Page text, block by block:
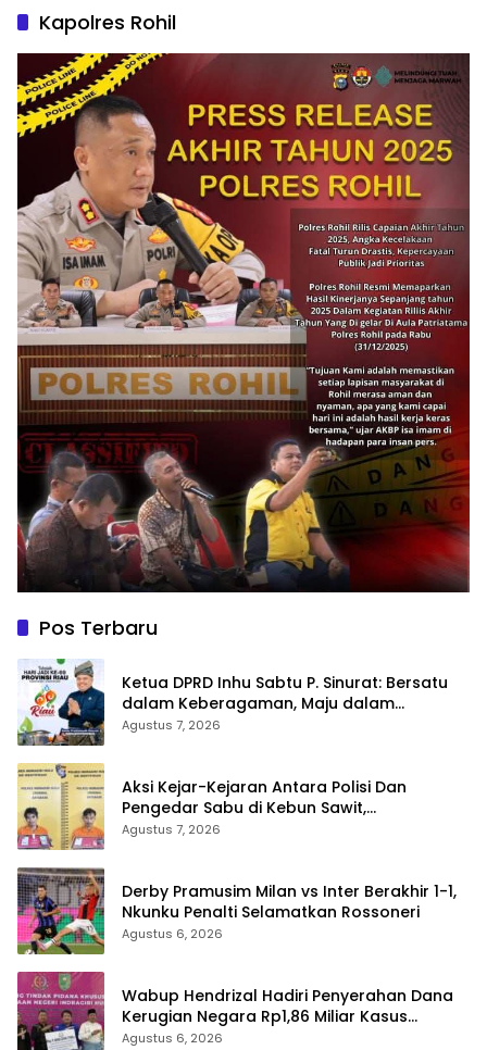
Kapolres Rohil
Pos Terbaru
Ketua DPRD Inhu Sabtu P. Sinurat: Bersatu
dalam Keberagaman, Maju dalam
Pembangunan di HUT ke-69 Provinsi Riau
Agustus 7, 2026
Aksi Kejar-Kejaran Antara Polisi Dan
Pengedar Sabu di Kebun Sawit,
Satresnarkoba Polres Inhu Ringkus Dua
Agustus 7, 2026
Derby Pramusim Milan vs Inter Berakhir 1-1,
Nkunku Penalti Selamatkan Rossoneri
Agustus 6, 2026
Wabup Hendrizal Hadiri Penyerahan Dana
Kerugian Negara Rp1,86 Miliar Kasus
Korupsi BPR Indra Arta
Agustus 6, 2026